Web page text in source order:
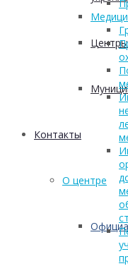
Контакты
О центре